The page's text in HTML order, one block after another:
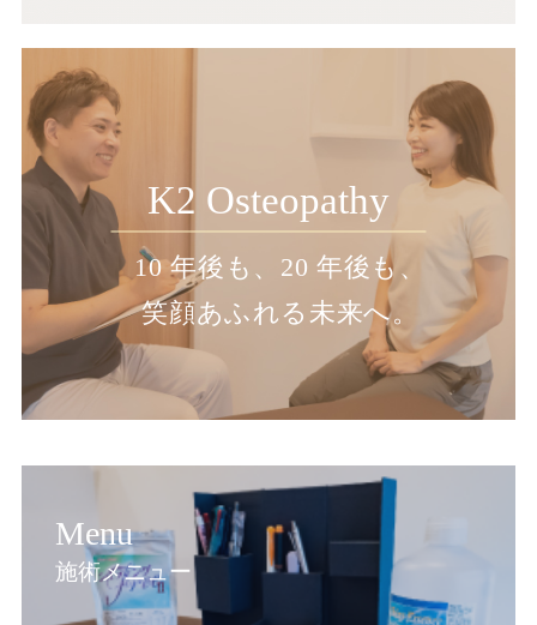
K2 Osteopathy
10 年後も、20 年後も、
笑顔あふれる未来へ。
Menu
施術メニュー